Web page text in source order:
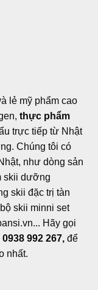
lẻ mỹ phẩm cao
thực phẩm
trực tiếp từ Nhật
Chúng tôi có
như dòng sản
skii dưỡng
skii đặc trị tàn
skii minni set
Hãy gọi
992 267, để
nhất.